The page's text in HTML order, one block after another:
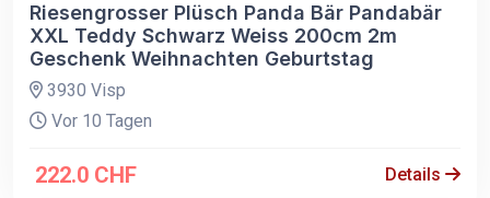
Riesengrosser Plüsch Panda Bär Pandabär
XXL Teddy Schwarz Weiss 200cm 2m
Geschenk Weihnachten Geburtstag
3930 Visp
Vor 10 Tagen
222.0 CHF Details